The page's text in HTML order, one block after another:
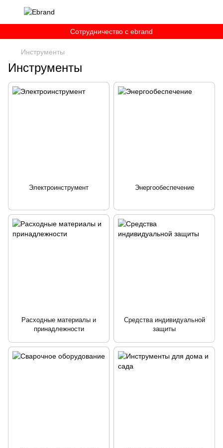
Сотрудничество c ebrand
Инструменты
Инструменты
Электроинструмент Энергообеспечение
Расходные материалы и
принадлежности
Средства индивидуальной
защиты